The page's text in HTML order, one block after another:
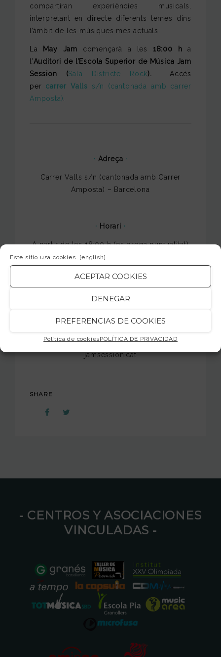
Este sitio usa cookies. [english]
ACEPTAR COOKIES
DENEGAR
PREFERENCIAS DE COOKIES
Política de cookiesPOLÍTICA DE PRIVACIDAD
compartiran experiències musicals,
interpretant en directe diferents temes dins
l’àmbit de les músiques més actuals.
La May Jam començarà a les 18:00 ha
l’Auditori de l’Escola Superior de Música Jam
Session (Sala Districte Rock).
Accés
per carrer Valls s/n (cantonada amb carrer
Amposta)
· Adreça ·
Carrer Valls s/n (cantonada amb Carrer
Amposta) – Barcelona
· Horari ·
A partir de les 18:00 h (es prega puntualitat)
– Concert gratuït i obert per a tots els
jamsession.cat
SHARE
⁃ CENTROS Y ASOCIACIONES
VINCULADAS ⁃